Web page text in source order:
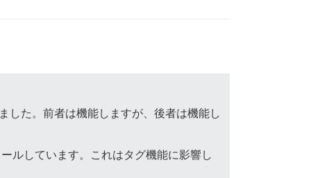
した。前者は機能しますが、後者は機能し
ルしています。これはタグ機能に影響し